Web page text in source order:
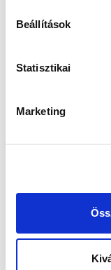
Beállítások
Statisztikai
Marketing